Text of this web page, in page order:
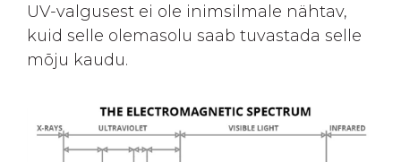
UV-valgusest ei ole inimsilmale nähtav,
kuid selle olemasolu saab tuvastada selle
mõju kaudu.